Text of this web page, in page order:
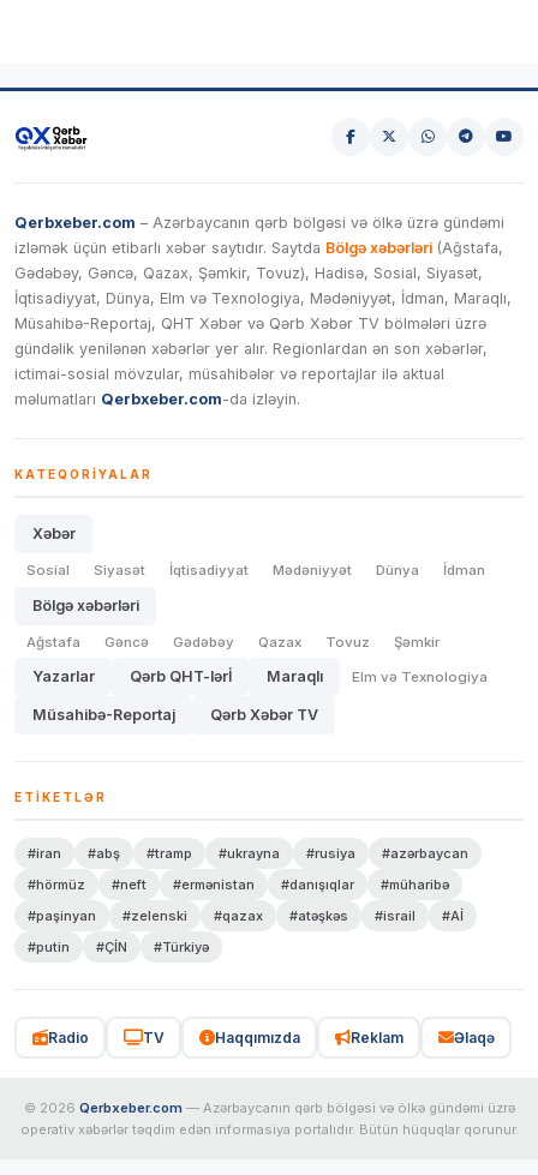
Qerbxeber.com – Azərbaycanın qərb bölgəsi və ölkə üzrə gündəmi
izləmək üçün etibarlı xəbər saytıdır. Saytda Bölgə xəbərləri (Ağstafa,
Gədəbəy, Gəncə, Qazax, Şəmkir, Tovuz), Hadisə, Sosial, Siyasət,
İqtisadiyyat, Dünya, Elm və Texnologiya, Mədəniyyət, İdman, Maraqlı,
Müsahibə-Reportaj, QHT Xəbər və Qərb Xəbər TV bölmələri üzrə
gündəlik yenilənən xəbərlər yer alır. Regionlardan ən son xəbərlər,
ictimai-sosial mövzular, müsahibələr və reportajlar ilə aktual
məlumatları Qerbxeber.com-da izləyin.
KATEQORIYALAR
Xəbər
Sosial Siyasət İqtisadiyyat Mədəniyyət Dünya İdman
Bölgə xəbərləri
Ağstafa Gəncə Gədəbəy Qazax Tovuz Şəmkir
Yazarlar Qərb QHT-lərİ Maraqlı Elm və Texnologiya
Müsahibə-Reportaj Qərb Xəbər TV
ETIKETLƏR
#iran #abş #tramp #ukrayna #rusiya
#azərbaycan
#hörmüz
#neft #ermənistan #danışıqlar
#müharibə
#paşinyan
#zelenski #qazax #atəşkəs #israil
#Aİ
#putin
#ÇİN #Türkiyə
Radio TV Haqqımızda Reklam Əlaqə
© 2026 Qerbxeber.com — Azərbaycanın qərb bölgəsi və ölkə gündəmi üzrə
operativ xəbərlər təqdim edən informasiya portalıdır. Bütün hüquqlar qorunur.